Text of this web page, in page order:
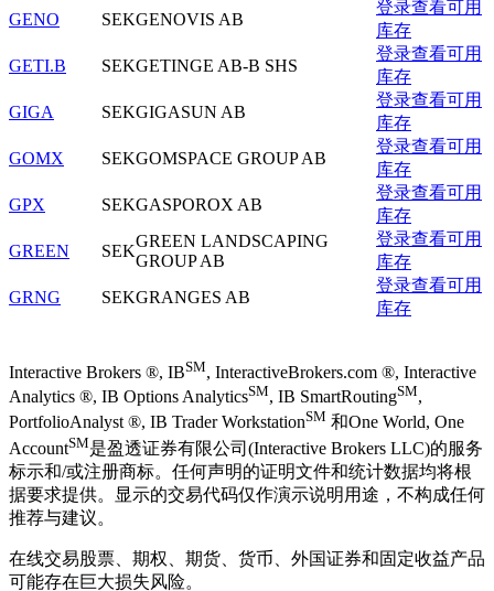
GENO
SEKGENOVIS AB
登录查看可用
库存
GETI.B
SEKGETINGE AB-B SHS
登录查看可用
库存
GIGA
SEKGIGASUN AB
登录查看可用
库存
GOMX
SEKGOMSPACE GROUP AB
登录查看可用
库存
GPX
SEKGASPOROX AB
登录查看可用
库存
GREEN
SEK
GREEN LANDSCAPING
GROUP AB
登录查看可用
库存
GRNG
SEKGRANGES AB
登录查看可用
库存
Interactive Brokers ®, IBSM, InteractiveBrokers.com ®, Interactive
Analytics ®, IB Options AnalyticsSM, IB SmartRoutingSM,
PortfolioAnalyst ®, IB Trader WorkstationSM 和One World, One
AccountSM是盈透证券有限公司(Interactive Brokers LLC)的服务
标示和/或注册商标。任何声明的证明文件和统计数据均将根
据要求提供。显示的交易代码仅作演示说明用途，不构成任何
推荐与建议。
在线交易股票、期权、期货、货币、外国证券和固定收益产品
可能存在巨大损失风险。